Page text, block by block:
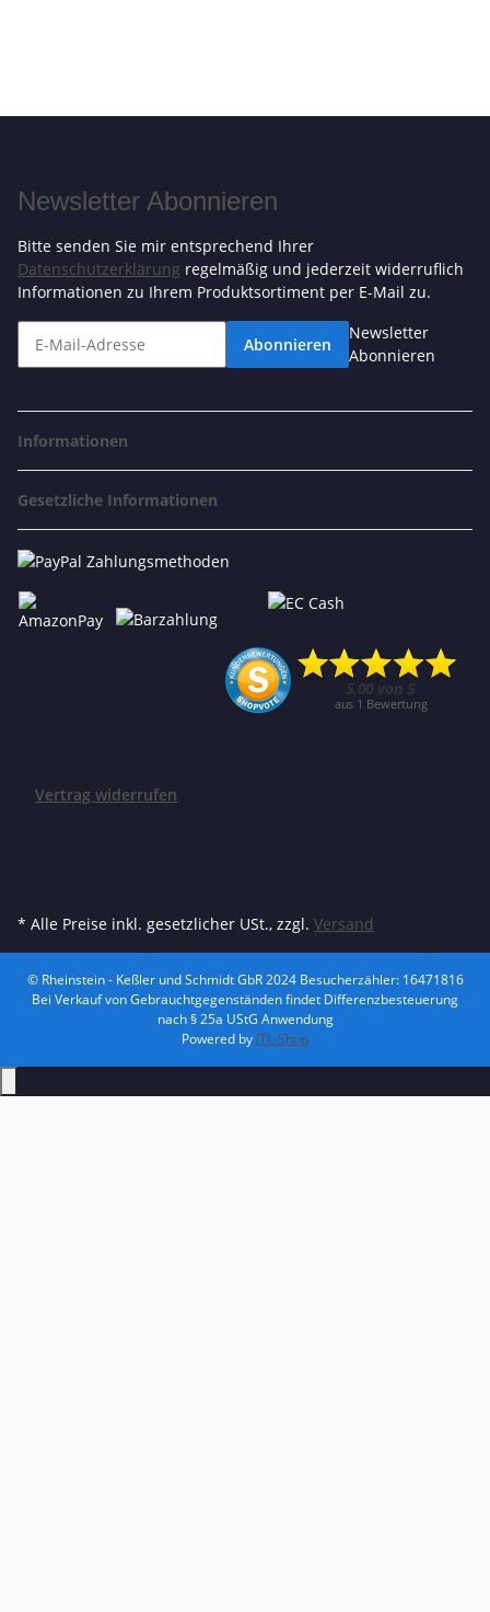
Newsletter Abonnieren
Bitte senden Sie mir entsprechend Ihrer
Datenschutzerklärung regelmäßig und jederzeit widerruflich
Informationen zu Ihrem Produktsortiment per E-Mail zu.
Abonnieren
Newsletter
Abonnieren
Informationen
Gesetzliche Informationen
Vertrag widerrufen
* Alle Preise inkl. gesetzlicher USt., zzgl. Versand
© Rheinstein - Keßler und Schmidt GbR 2024Besucherzähler: 16471816
Bei Verkauf von Gebrauchtgegenständen findet Differenzbesteuerung
nach § 25a UStG Anwendung
Powered by JTL-Shop